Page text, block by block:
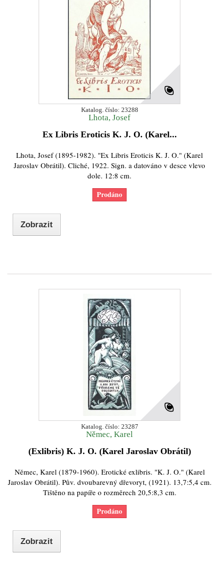
Katalog. číslo: 23288
Lhota, Josef
Ex Libris Eroticis K. J. O. (Karel...
Lhota, Josef (1895-1982). "Ex Libris Eroticis K. J. O." (Karel
Jaroslav Obrátil). Cliché, 1922. Sign. a datováno v desce vlevo
dole. 12:8 cm.
Prodáno
Zobrazit
Katalog. číslo: 23287
Němec, Karel
(Exlibris) K. J. O. (Karel Jaroslav Obrátil)
Němec, Karel (1879-1960). Erotické exlibris. "K. J. O." (Karel
Jaroslav Obrátil). Pův. dvoubarevný dřevoryt, (1921). 13,7:5,4 cm.
Tištěno na papíře o rozměrech 20,5:8,3 cm.
Prodáno
Zobrazit